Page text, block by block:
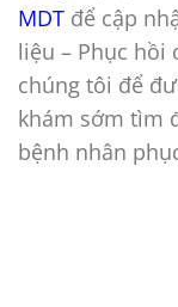
MDT để cập
liệu – Phục hồi
chúng tôi để
khám sớm tìm
bệnh nhân